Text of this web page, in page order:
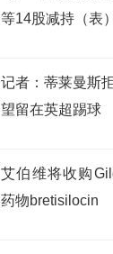
等14股减持（表
记者：蒂莱曼斯
望留在英超踢球
艾伯维将收购
药物bretisilocin